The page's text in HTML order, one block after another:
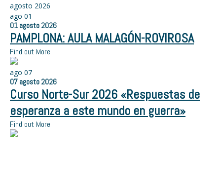
agosto 2026
ago 01
01 agosto 2026
PAMPLONA: AULA MALAGÓN-ROVIROSA
Find out More
ago 07
07 agosto 2026
Curso Norte-Sur 2026 «Respuestas de
esperanza a este mundo en guerra»
Find out More